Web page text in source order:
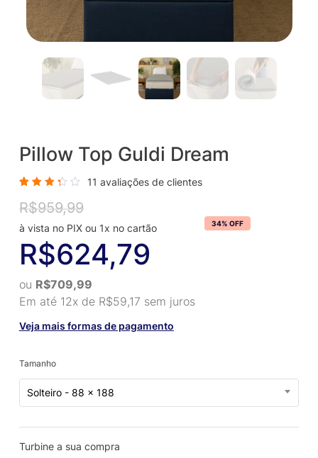
Pillow Top Guldi Dream
como
3.36
de 5,
com
baseado
em
avaliações
clientes
11 avaliações de clientes
R$959,99
Original
price
was:
R$959,99.
R$624,79
34% OFF
Current
price
is:
R$624,79.
ou R$709,99
Em até 12x de R$59,17 sem juros
Veja mais formas de pagamento
Tamanho
Solteiro - 88 x 188
Turbine a sua compra